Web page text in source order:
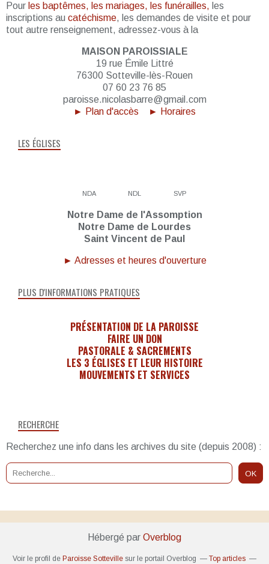
RECHERCHE
Recherchez une info dans les archives du site (depuis 2008) :
Pour les baptêmes, les mariages, les funérailles, les
inscriptions au catéchisme, les demandes de visite et pour
tout autre renseignement, adressez-vous à la
MAISON PAROISSIALE
19 rue Émile Littré
76300 Sotteville-lès-Rouen
07 60 23 76 85
paroisse.nicolasbarre@gmail.com
► Plan d'accès
► Horaires
LES ÉGLISES
NDA NDL SVP
Notre Dame de l'Assomption
Notre Dame de Lourdes
Saint Vincent de Paul
► Adresses et heures d'ouverture
PLUS D'INFORMATIONS PRATIQUES
PRÉSENTATION DE LA PAROISSE
FAIRE UN DON
PASTORALE & SACREMENTS
LES 3 ÉGLISES ET LEUR HISTOIRE
MOUVEMENTS ET SERVICES
Hébergé par Overblog
Voir le profil de Paroisse Sotteville sur le portail Overblog Top articles